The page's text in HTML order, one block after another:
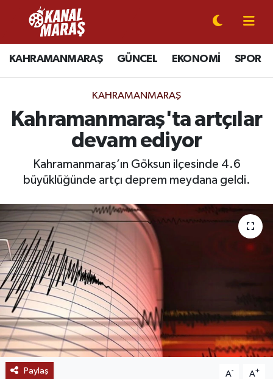
KAHRAMANMARAŞ GÜNCEL EKONOMİ SPOR
KAHRAMANMARAŞ
Kahramanmaraş'ta artçılar
devam ediyor
Kahramanmaraş’ın Göksun ilçesinde 4.6
büyüklüğünde artçı deprem meydana geldi.
Paylaş A- A+
CANLI YAYIN
KAHRAMANMARAŞ
SİYASET
GÜNDEM
MAGAZİN
SAĞLIK
EĞİTİM
BÖLGE
Kahramanmaraş Nöbetçi Eczaneler
Kahramanmaraş Hava Durumu
Kahramanmaraş Trafik Yoğunluk Haritası
Süper Lig Puan Durumu ve Fikstür
Son Dakika Haberleri
Haber Arşivi